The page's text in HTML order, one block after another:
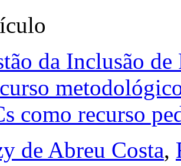
da Inclusão
como recurso
de Abreu Costa,